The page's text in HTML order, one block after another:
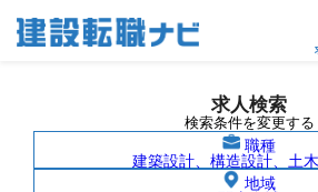
求人検索
検索条件を変更する
職種
建築設計、構造設計、土木
地域